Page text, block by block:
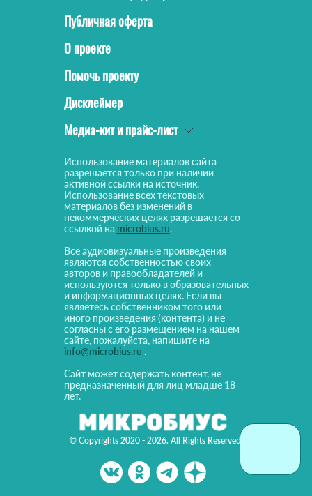
© Copyrights 2020 - 2026. All Rights Reserved!
Публичная оферта
О проекте
Помочь проекту
Дисклеймер
Медиа-кит и прайс-лист
Использование материалов сайта
разрешается только при наличии
активной ссылки на источник.
Использование всех текстовых
материалов без изменений в
некоммерческих целях разрешается со
ссылкой на microbius.ru.
Все аудиовизуальные произведения
являются собственностью своих
авторов и правообладателей и
используются только в образовательных
и информационных целях. Если вы
являетесь собственником того или
иного произведения (контента) и не
согласны с его размещением на нашем
сайте, пожалуйста, напишите на
info@microbius.ru .
Сайт может содержать контент, не
предназначенный для лиц младше 18
лет.